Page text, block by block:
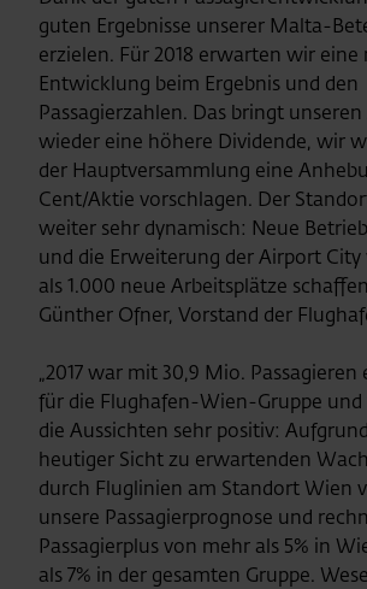
guten Ergebnisse unserer Malta-
erzielen. Für 2018 erwarten wir eine
Entwicklung beim Ergebnis und den
Passagierzahlen. Das bringt
wieder eine höhere Dividende, wir
der Hauptversammlung eine
Cent/Aktie vorschlagen. Der
weiter sehr dynamisch: Neue
und die Erweiterung der Airport
als 1.000 neue Arbeitsplätze
Günther Ofner, Vorstand der
„2017 war mit 30,9 Mio.
für die Flughafen-Wien-Gruppe und
die Aussichten sehr positiv:
heutiger Sicht zu erwartenden
durch Fluglinien am Standort Wien
unsere Passagierprognose und
Passagierplus von mehr als 5% in
als 7% in der gesamten Gruppe.